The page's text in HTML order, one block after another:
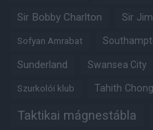
Sir Bobby Charlton Sir
Sofyan Amrabat
Sunderland Swansea City
Szurkolói klub Tahith Chong
Taktikai mágnestábla